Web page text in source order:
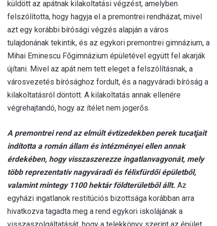
küldött az apátnak kilakoltatási végzést, amelyben
felszólította, hogy hagyja el a premontrei rendházat, mivel
azt egy korábbi bírósági végzés alapján a város
tulajdonának tekintik, és az egykori premontrei gimnázium, a
Mihai Eminescu Főgimnázium épületével együtt fel akarják
újítani. Mivel az apát nem tett eleget a felszólításnak, a
városvezetés bírósághoz fordult, és a nagyváradi bíróság a
kilakoltatásról döntött. A kilakoltatás annak ellenére
végrehajtandó, hogy az ítélet nem jogerős.
A premontrei rend az elmúlt évtizedekben perek tucatjait
indította a román állam és intézményei ellen annak
érdekében, hogy visszaszerezze ingatlanvagyonát, mely
több reprezentatív nagyváradi és félixfürdői épületből,
valamint mintegy 1100 hektár földterületből állt. Az
egyházi ingatlanok restitúciós bizottsága korábban arra
hivatkozva tagadta meg a rend egykori iskolájának a